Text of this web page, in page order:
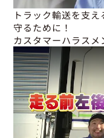
トラック輸送を支
守るために！
カスタマーハラス